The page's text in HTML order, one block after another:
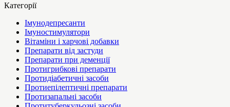
Категорії
Імунодепресанти
Імуностимулятори
Вітаміни і харчові добавки
Препарати від застуди
Препарати при деменції
Протигрибкові препарати
Протидіабетичні засоби
Протиепілептичні препарати
Протизапальні засоби